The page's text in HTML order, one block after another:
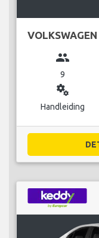
group
9
miscellaneous_services
Handleiding